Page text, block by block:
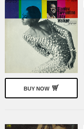
BUY NOW